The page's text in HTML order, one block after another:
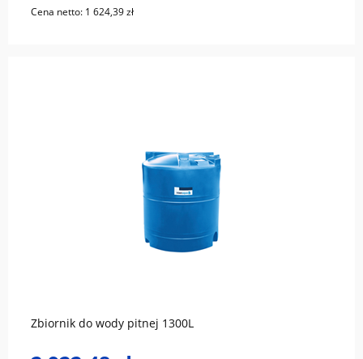
Cena netto: 1 624,39 zł
Zbiornik do wody pitnej 1300L